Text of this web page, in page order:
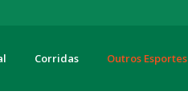
Corridas Outros Esportes